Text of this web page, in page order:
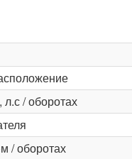
/ оборотах
/ оборотах